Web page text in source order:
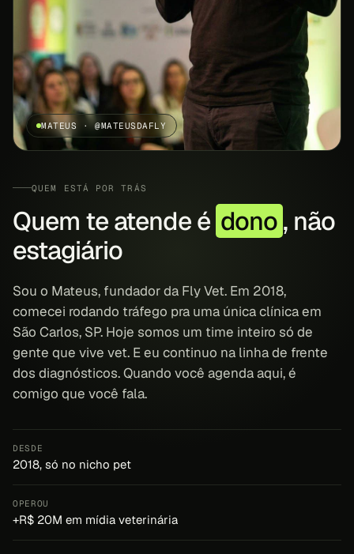
MATEUS · @MATEUSDAFLY
QUEM ESTÁ POR TRÁS
Quem te atende é dono, não
estagiário
Sou o Mateus, fundador da Fly Vet. Em 2018,
comecei rodando tráfego pra uma única clínica em
São Carlos, SP. Hoje somos um time inteiro só de
gente que vive vet. E eu continuo na linha de frente
dos diagnósticos. Quando você agenda aqui, é
comigo que você fala.
DESDE
2018, só no nicho pet
OPEROU
+R$ 20M em mídia veterinária